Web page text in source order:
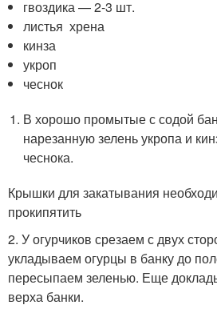
гвоздика — 2-3 шт.
листья хрена
кинза
укроп
чеснок
В хорошо промытые с содой
нарезанную зелень укропа и
чеснока.
Крышки для закатывания
прокипятить
2. У огурчиков срезаем с двух
укладываем огурцы в банку до
пересыпаем зеленью. Еще
верха банки.